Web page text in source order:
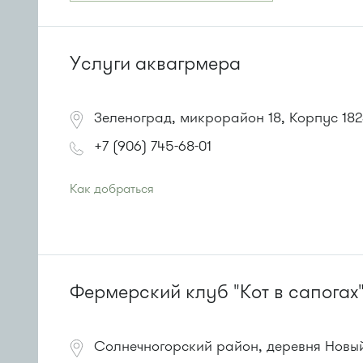
Услуги аквагрмера
Зеленоград, микрорайон 18, Корпус
+7 (906) 745-68-01
Как добраться
Маршрутка № 164, 416м, 417м, 460м, 479м, 707м
Автобусы №№ 14, 16, 16к, 17, 20, 22, 400т, 5, 28, 18,
Маршрутки 416м, 417м, 460м, 164, 495
Фермерский клуб "Кот в сапогах"
Солнечногорский район, деревня